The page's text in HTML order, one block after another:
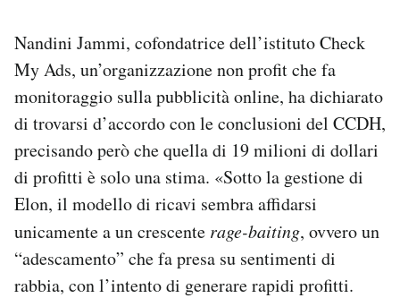
Nandini Jammi, cofondatrice dell’istituto Check
My Ads, un’organizzazione non profit che fa
monitoraggio sulla pubblicità online, ha dichiarato
di trovarsi d’accordo con le conclusioni del CCDH,
precisando però che quella di 19 milioni di dollari
di profitti è solo una stima. «Sotto la gestione di
Elon, il modello di ricavi sembra affidarsi
unicamente a un crescente rage-baiting, ovvero un
“adescamento” che fa presa su sentimenti di
rabbia, con l’intento di generare rapidi profitti.